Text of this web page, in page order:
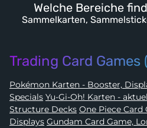
Welche Bereiche
Sammelkarten,
Trading Card Games
Pokémon Karten - Booster, Displays, Elite Trainer Boxen &
Specials Yu-Gi-Oh! Karten - aktuelle Sets, Core Booster &
Structure Decks One Piece Card Game - Booster &
Displays Gundam Card Game, Lorcana, Riftbound: League